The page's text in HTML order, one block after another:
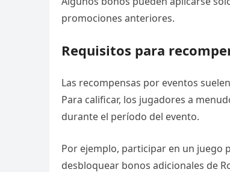
promociones anteriores.
Requisitos para
Las recompensas por eventos
Para calificar, los jugadores a
durante el período del evento.
Por ejemplo, participar en un juego
desbloquear bonos adicionales de